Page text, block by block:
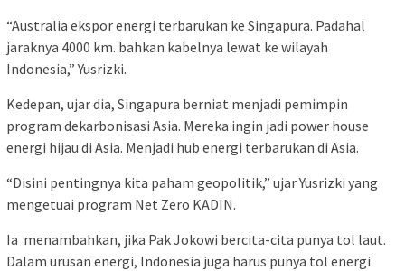
“Australia ekspor energi terbarukan ke Singapura. Padahal
jaraknya 4000 km. bahkan kabelnya lewat ke wilayah
Indonesia,” Yusrizki.
Kedepan, ujar dia, Singapura berniat menjadi pemimpin
program dekarbonisasi Asia. Mereka ingin jadi power house
energi hijau di Asia. Menjadi hub energi terbarukan di Asia.
“Disini pentingnya kita paham geopolitik,” ujar Yusrizki yang
mengetuai program Net Zero KADIN.
Ia menambahkan, jika Pak Jokowi bercita-cita punya tol laut.
Dalam urusan energi, Indonesia juga harus punya tol energi